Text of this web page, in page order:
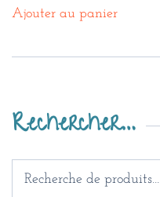
Ajouter au panier
Rechercher…
Recherche